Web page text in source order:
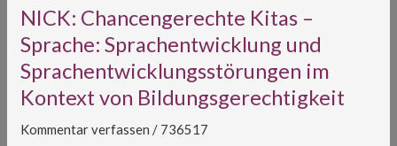
NICK: Chancengerechte Kitas –
Sprache: Sprachentwicklung und
Sprachentwicklungsstörungen im
Kontext von Bildungsgerechtigkeit
Kommentar verfassen / 736517
NICK:
Kitas
–
Sprache:
und